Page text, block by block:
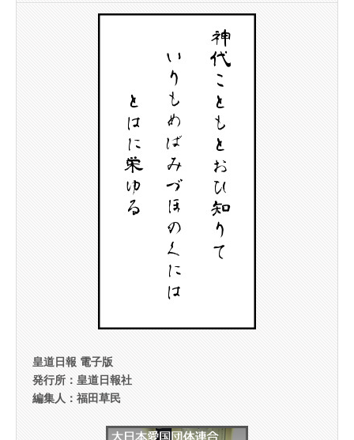
皇道日報 電子版
発行所：皇道日報社
編集人：福田草民